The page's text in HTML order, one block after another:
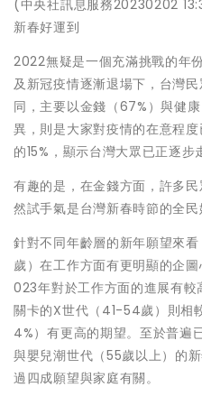
(中央社訊息服務20230202
新春好運到
2022無疑是一個充滿挑戰的年
及新冠疫情逐漸退場下，台灣
同，主要以金錢（67%）與健
異，則是大家對疫情的在意程
的15%，顯示台灣大眾已正逐步
有趣的是，在金錢方面，許多
然試手氣是台灣新春時節的全民
針對不同年齡層的新年願望來
歲）在工作方面有更明顯的企
023年對於工作方面的進展有
關卡的X世代（41-54歲）則相
4%）有更高的期望。至於普遍
與嬰兒潮世代（55歲以上）的
過四成願望與家庭有關。